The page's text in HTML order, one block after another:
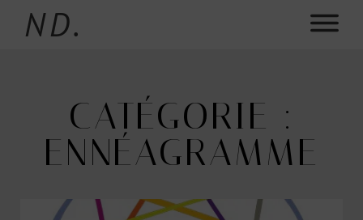
ND.
CATÉGORIE :
ENNÉAGRAMME